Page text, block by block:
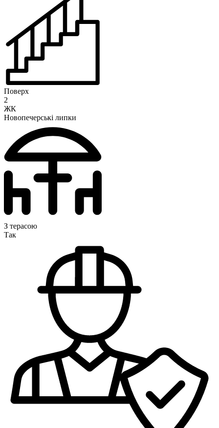
Поверх
2
ЖК
Новопечерські липки
З терасою
Так